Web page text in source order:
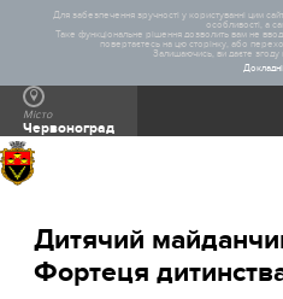
Для забезпечення зручності у користуванні цим
особливості, а
Таке функціональне рішення дозволить вам не
повертаєтесь на цю сторінку, або
Залишаючись, ви даєте згоду
Місто
Червоноград
ЗАГАЛЬНА
СТАТИСТИКА
РЕАЛІЗОВАНІ
ДОПОМОГА
Дитячий
Фортеця